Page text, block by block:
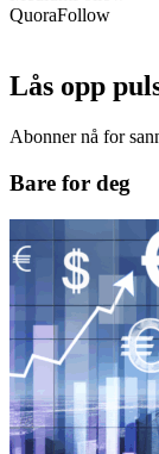
QuoraFollow
Lås opp
Abonner nå for
Bare for deg